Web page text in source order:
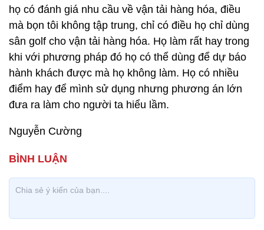
họ có đánh giá nhu cầu về vận tải hàng hóa, điều
mà bọn tôi không tập trung, chỉ có điều họ chỉ dùng
sân golf cho vận tải hàng hóa. Họ làm rất hay trong
khi với phương pháp đó họ có thể dùng để dự báo
hành khách được mà họ không làm. Họ có nhiều
điểm hay để mình sử dụng nhưng phương án lớn
đưa ra làm cho người ta hiểu lầm.
Nguyễn Cường